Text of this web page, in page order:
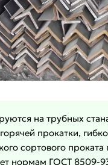
на трубных
прокатки,
сортового
нормам ГОСТ 8509-